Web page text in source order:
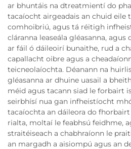
ar bhuntáis na dtreatmientí do
tacaíocht airgeadais an chuid eile
comhoibriú, agus tá réitigh
cláranna leaseála gléasanna, agus
ar fáil ó dáileoirí bunaithe, rud a
capallacht oibre agus a
teicneolaíochta. Déanann na
gléasanna ar dhuine uasail a
méid agus tacann siad le forbairt
seirbhísí nua gan infheistíocht
tacaíochta an dáileora do
rialta, moltaí le feabhsú feidhme,
straitéiseach a chabhraíonn le
an margadh a aisiompú agus an